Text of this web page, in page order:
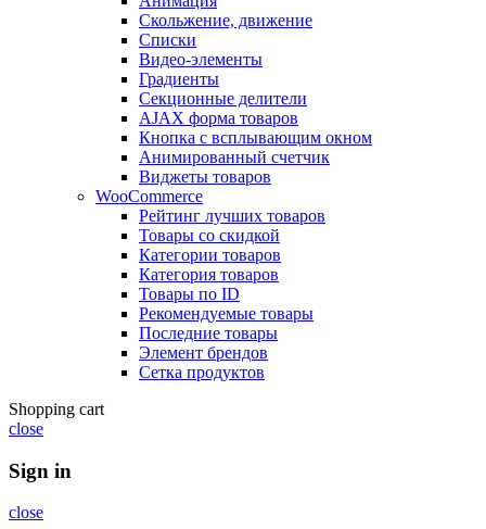
Скольжение, движение
Списки
Видео-элементы
Градиенты
Секционные делители
AJAX форма товаров
Кнопка с всплывающим окном
Анимированный счетчик
Виджеты товаров
WooCommerce
Рейтинг лучших товаров
Товары со скидкой
Категории товаров
Категория товаров
Товары по ID
Рекомендуемые товары
Последние товары
Элемент брендов
Сетка продуктов
Shopping cart
close
Sign in
close